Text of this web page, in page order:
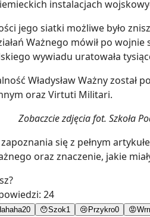
instalacjach
jego siatki możliwe było
Ważnego mówił po
wywiadu uratowała
Władysław Ważny
oraz Virtuti Militari.
Zobaczcie zdjęcia fot. Szkoła
się z pełnym
oraz znaczenie, jakie
24
20 😯Szok1 😢 Przykro0 😡